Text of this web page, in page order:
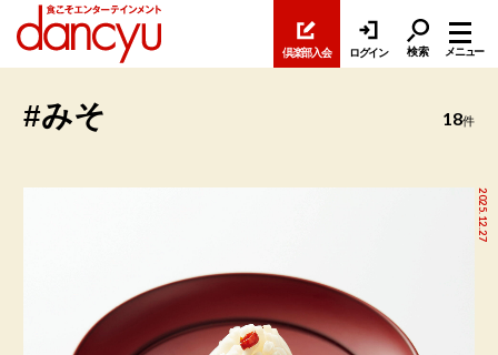
倶楽部入会 ログイン 検索 メニュー
#みそ 18件
2025.12.27